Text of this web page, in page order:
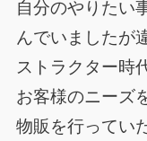
自分のやりたい
んでいましたが
ストラクター時
お客様のニーズ
物販を行ってい